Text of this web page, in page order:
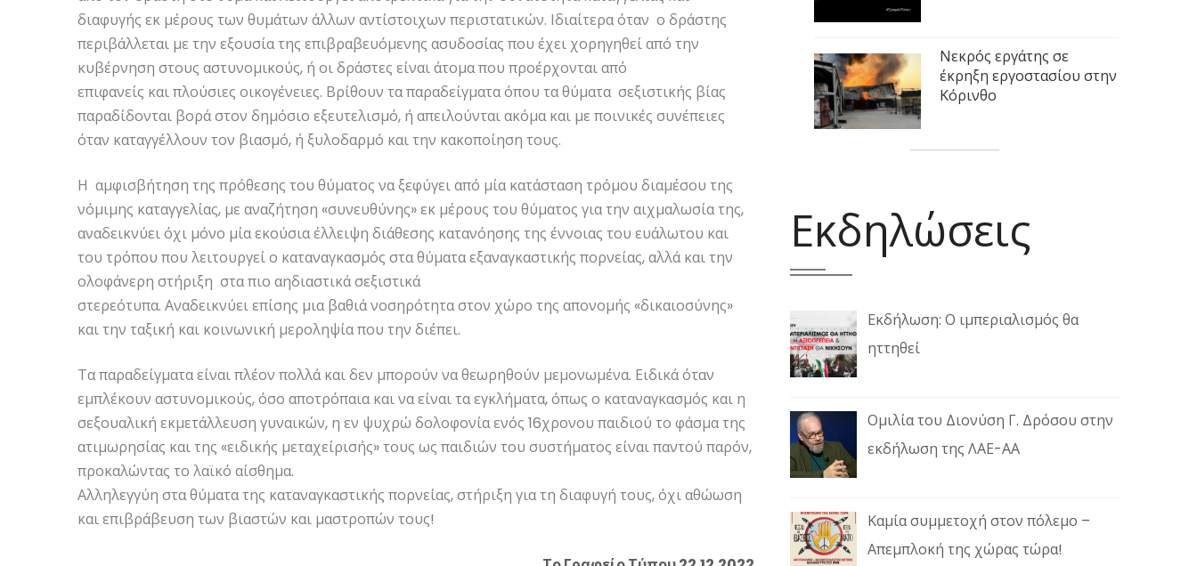
διαφυγής εκ μέρους των θυμάτων άλλων αντίστοιχων περιστατικών. Ιδιαίτερα όταν ο δράστης
περιβάλλεται με την εξουσία της επιβραβευόμενης ασυδοσίας που έχει χορηγηθεί από την
κυβέρνηση στους αστυνομικούς, ή οι δράστες είναι άτομα που προέρχονται από
επιφανείς και πλούσιες οικογένειες. Βρίθουν τα παραδείγματα όπου τα θύματα σεξιστικής βίας
παραδίδονται βορά στον δημόσιο εξευτελισμό, ή απειλούνται ακόμα και με ποινικές συνέπειες
όταν καταγγέλλουν τον βιασμό, ή ξυλοδαρμό και την κακοποίηση τους.
Η αμφισβήτηση της πρόθεσης του θύματος να ξεφύγει από μία κατάσταση τρόμου διαμέσου της
νόμιμης καταγγελίας, με αναζήτηση «συνευθύνης» εκ μέρους του θύματος για την αιχμαλωσία της,
αναδεικνύει όχι μόνο μία εκούσια έλλειψη διάθεσης κατανόησης της έννοιας του ευάλωτου και
του τρόπου που λειτουργεί ο καταναγκασμός στα θύματα εξαναγκαστικής πορνείας, αλλά και την
ολοφάνερη στήριξη στα πιο αηδιαστικά σεξιστικά
στερεότυπα. Αναδεικνύει επίσης μια βαθιά νοσηρότητα στον χώρο της απονομής «δικαιοσύνης»
και την ταξική και κοινωνική μεροληψία που την διέπει.
Τα παραδείγματα είναι πλέον πολλά και δεν μπορούν να θεωρηθούν μεμονωμένα. Ειδικά όταν
εμπλέκουν αστυνομικούς, όσο αποτρόπαια και να είναι τα εγκλήματα, όπως ο καταναγκασμός και η
σεξουαλική εκμετάλλευση γυναικών, η εν ψυχρώ δολοφονία ενός 16χρονου παιδιού το φάσμα της
ατιμωρησίας και της «ειδικής μεταχείρισής» τους ως παιδιών του συστήματος είναι παντού παρόν,
προκαλώντας το λαϊκό αίσθημα.
Αλληλεγγύη στα θύματα της καταναγκαστικής πορνείας, στήριξη για τη διαφυγή τους, όχι αθώωση
και επιβράβευση των βιαστών και μαστροπών τους!
Νεκρός εργάτης σε
έκρηξη εργοστασίου στην
Κόρινθο
Εκδηλώσεις
Εκδήλωση: Ο ιμπεριαλισμός θα
ηττηθεί
Ομιλία του Διονύση Γ. Δρόσου στην
εκδήλωση της ΛΑΕ-ΑΑ
Καμία συμμετοχή στον πόλεμο –
Απεμπλοκή της χώρας τώρα!